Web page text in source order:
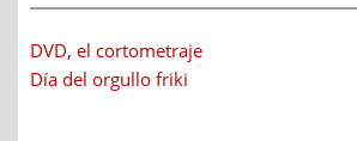
DVD, el cortometraje
Día del orgullo friki